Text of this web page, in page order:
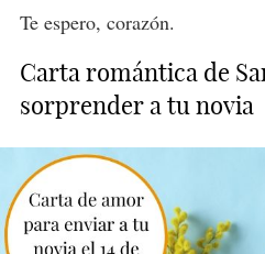
Te espero, corazón.
Carta romántica de
sorprender a tu novia